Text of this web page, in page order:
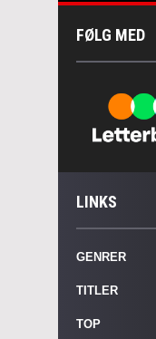
FØLG MED
LINKS
GENRER
TITLER
TOP